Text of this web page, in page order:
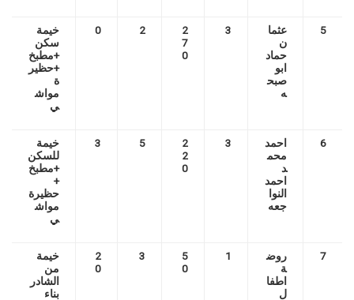
5
عثما
ن
حماد
ابو
صبح
ه
3
2
7
0
2
0
خيمة
سكن
+مطبخ
+حظير
ة
مواش
ي
6
احمد
محم
د
احمد
النوا
جعه
3
2
2
0
5
3
خيمة
للسكن
+مطبخ
+
حظيرة
مواش
ي
7
روض
ة
اطفا
ل
1
5
0
3
2
0
خيمة
من
الشادر
بناء